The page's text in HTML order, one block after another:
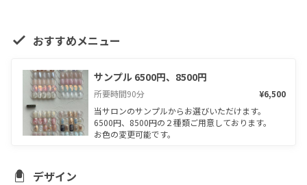
おすすめメニュー
サンプル 6500円、8500円
所要時間90分
¥6,500
当サロンのサンプルからお選びいただけます。
6500円、8500円の２種類ご用意しております。
お色の変更可能です。
デザイン